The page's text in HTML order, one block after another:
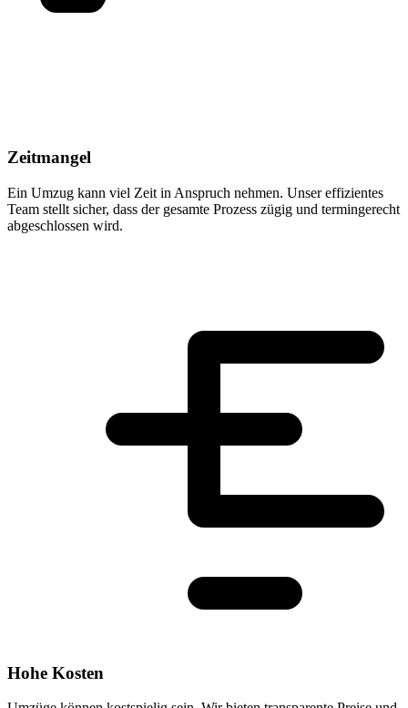
Zeitmangel
Ein Umzug kann viel Zeit in Anspruch nehmen. Unser effizientes
Team stellt sicher, dass der gesamte Prozess zügig und termingerecht
abgeschlossen wird.
Hohe Kosten